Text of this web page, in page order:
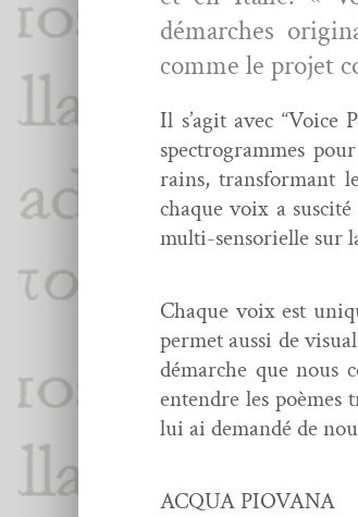
démarch­es
comme le pro­jet
Il s’ag­it avec “Voice
spec­tro­grammes
rains, trans­for­mant
chaque voix a
mul­ti-sen­sorielle sur
Chaque voix est
per­met aus­si de
démarche que nous
enten­dre les
lui ai demandé de
ACQUA PIOVANA